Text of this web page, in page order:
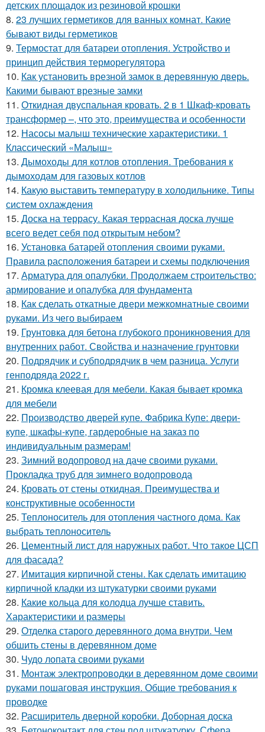
детских площадок из резиновой крошки
8. 23 лучших герметиков для ванных комнат. Какие
бывают виды герметиков
9. Термостат для батареи отопления. Устройство и
принцип действия терморегулятора
10. Как установить врезной замок в деревянную дверь.
Какими бывают врезные замки
11. Откидная двуспальная кровать. 2 в 1 Шкаф-кровать
трансформер –, что это, преимущества и особенности
12. Насосы малыш технические характеристики. 1
Классический «Малыш»
13. Дымоходы для котлов отопления. Требования к
дымоходам для газовых котлов
14. Какую выставить температуру в холодильнике. Типы
систем охлаждения
15. Доска на террасу. Какая террасная доска лучше
всего ведет себя под открытым небом?
16. Установка батарей отопления своими руками.
Правила расположения батареи и схемы подключения
17. Арматура для опалубки. Продолжаем строительство:
армирование и опалубка для фундамента
18. Как сделать откатные двери межкомнатные своими
руками. Из чего выбираем
19. Грунтовка для бетона глубокого проникновения для
внутренних работ. Свойства и назначение грунтовки
20. Подрядчик и субподрядчик в чем разница. Услуги
генподряда 2022 г.
21. Кромка клеевая для мебели. Какая бывает кромка
для мебели
22. Производство дверей купе. Фабрика Купе: двери-
купе, шкафы-купе, гардеробные на заказ по
индивидуальным размерам!
23. Зимний водопровод на даче своими руками.
Прокладка труб для зимнего водопровода
24. Кровать от стены откидная. Преимущества и
конструктивные особенности
25. Теплоноситель для отопления частного дома. Как
выбрать теплоноситель
26. Цементный лист для наружных работ. Что такое ЦСП
для фасада?
27. Имитация кирпичной стены. Как сделать имитацию
кирпичной кладки из штукатурки своими руками
28. Какие кольца для колодца лучше ставить.
Характеристики и размеры
29. Отделка старого деревянного дома внутри. Чем
обшить стены в деревянном доме
30. Чудо лопата своими руками
31. Монтаж электропроводки в деревянном доме своими
руками пошаговая инструкция. Общие требования к
проводке
32. Расширитель дверной коробки. Доборная доска